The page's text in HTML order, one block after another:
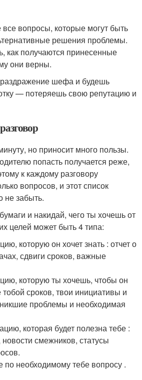
вопросы, которые могут быть
решения проблемы.
как получаются принесенные
они верны.
шефа и будешь
— потеряешь свою репутацию и
но приносит много пользы.
попасть получается реже,
к каждому разговору
вопросов, и этот список
не забыть.
и накидай, чего ты хочешь от
целей может быть 4 типа:
которую он хочет знать : отчет о
сдвиги сроков, важные
которую ты хочешь, чтобы он
сроков, твои инициативы и
проблемы и необходимая
которая будет полезна тебе :
смежников, статусы
по необходимому тебе вопросу .